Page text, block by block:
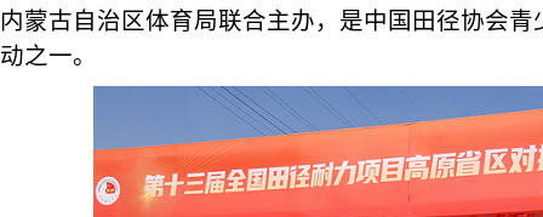
内蒙古自治区体育局联合主办，是中国田径协会
动之一。